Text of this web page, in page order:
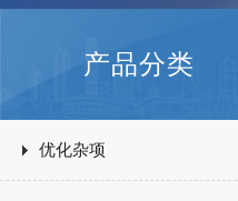
产品分类
优化杂项